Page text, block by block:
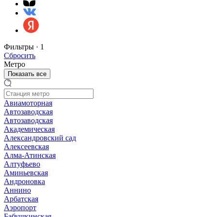
Фильтры · 1
Сбросить
Метро
Показать все
Авиамоторная
Автозаводская
Автозаводская
Академическая
Александровский сад
Алексеевская
Алма-Атинская
Алтуфьево
Аминьевская
Андроновка
Аннино
Арбатская
Аэропорт